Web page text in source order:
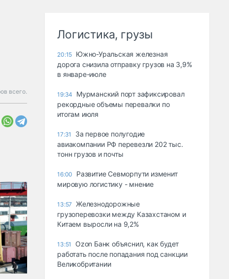
всего.
Логистика, грузы
20:15 Южно-Уральская железная
дорога снизила отправку грузов на 3,9%
в январе-июле
19:34
Мурманский порт зафиксировал
рекордные объемы перевалки по
итогам июля
17:31
За первое полугодие
авиакомпании РФ перевезли 202 тыс.
тонн грузов и почты
16:00
Развитие Севморпути изменит
мировую логистику - мнение
13:57
Железнодорожные
грузоперевозки между Казахстаном и
Китаем выросли на 9,2%
13:51
Ozon Банк объяснил, как будет
работать после попадания под санкции
Великобритании